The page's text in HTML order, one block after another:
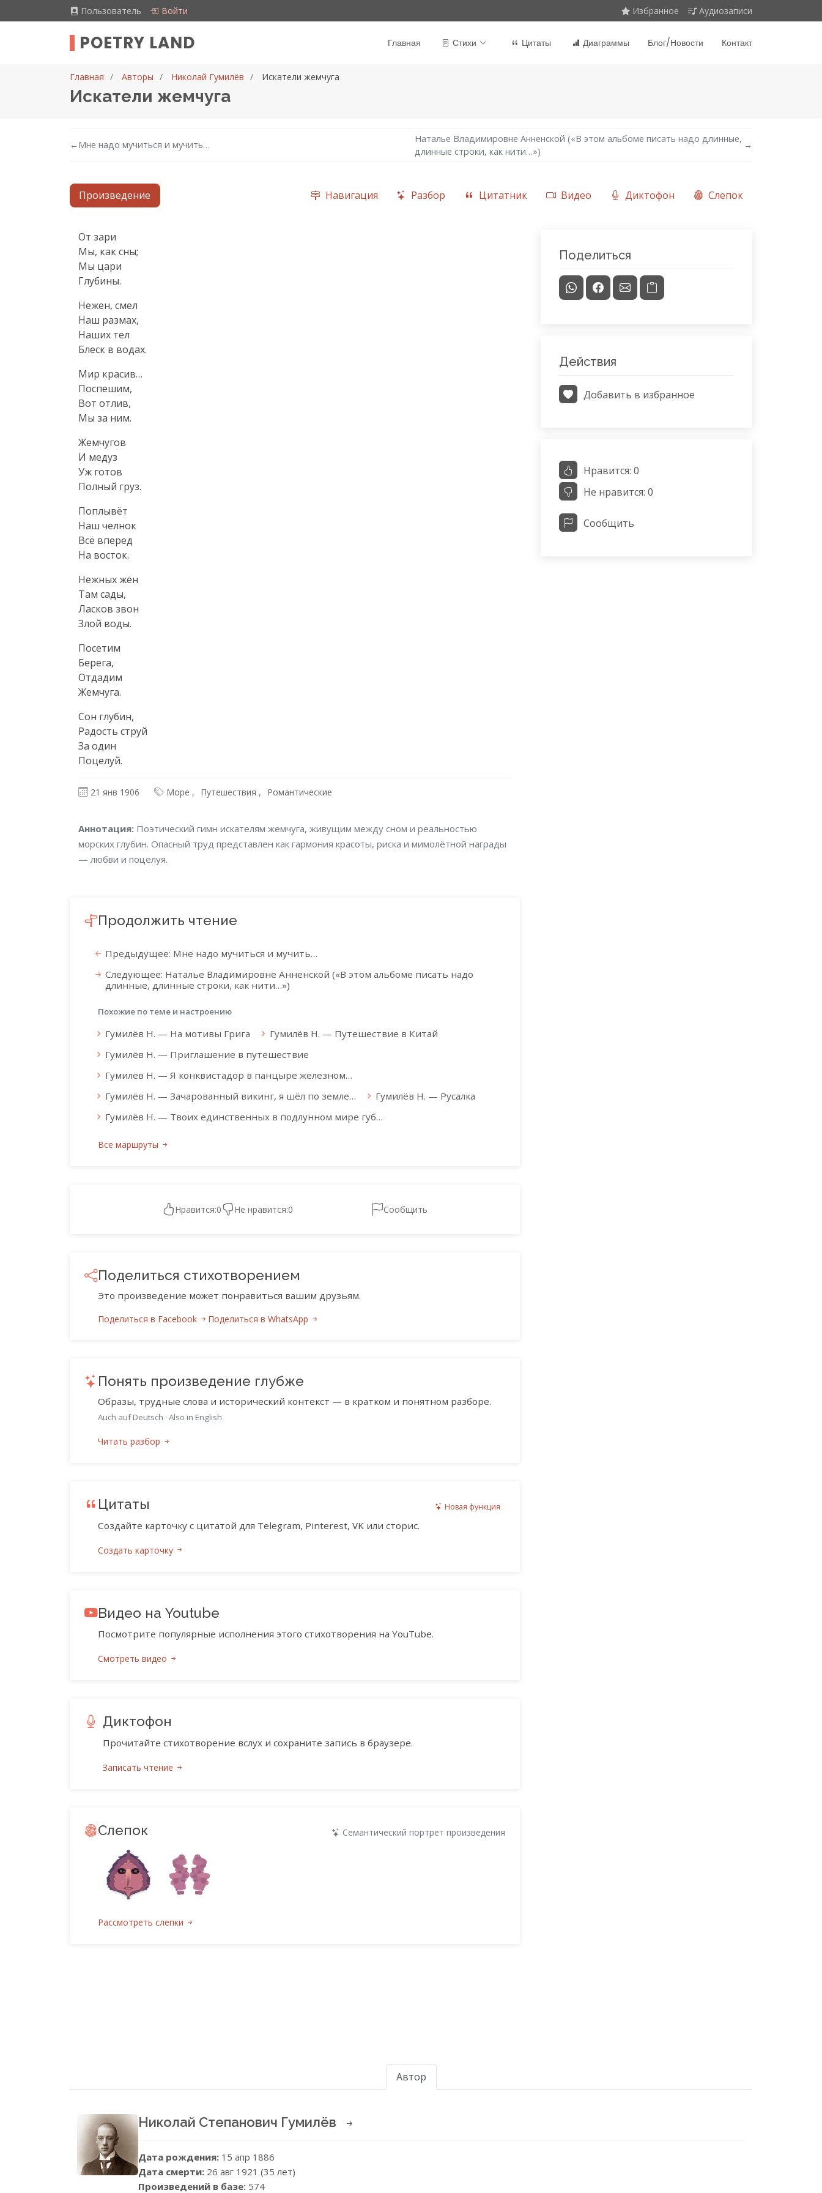
Пользователь Войти Избранное Аудиозаписи
POETRY LAND Главная Стихи Цитаты Диаграммы Блог/Новости Контакт
Главная Авторы Николай Гумилёв Искатели жемчуга
Искатели жемчуга
← Мне надо мучиться и мучить…
Наталье Владимировне Анненской («В этом альбоме писать надо длинные,
длинные строки, как нити…»)
→
Произведение Навигация Разбор Цитатник Видео Диктофон Слепок
Текст произведения
От зари
Мы, как сны;
Мы цари
Глубины.
Нежен, смел
Наш размах,
Наших тел
Блеск в водах.
Мир красив…
Поспешим,
Вот отлив,
Мы за ним.
Жемчугов
И медуз
Уж готов
Полный груз.
Поплывёт
Наш челнок
Всё вперед
На восток.
Нежных жён
Там сады,
Ласков звон
Злой воды.
Посетим
Берега,
Отдадим
Жемчуга.
Сон глубин,
Радость струй
За один
Поцелуй.
21 янв 1906 Море Путешествия Романтические
Аннотация
Аннотация: Поэтический гимн искателям жемчуга, живущим между сном и реальностью
морских глубин. Опасный труд представлен как гармония красоты, риска и мимолётной награды
— любви и поцелуя.
Продолжить чтение
Предыдущее: Мне надо мучиться и мучить…
Следующее: Наталье Владимировне Анненской («В этом альбоме писать надо
длинные, длинные строки, как нити…»)
Похожие по теме и настроению
Гумилёв Н. — На мотивы Грига
Гумилёв Н. — Путешествие в Китай
Гумилёв Н. — Приглашение в путешествие
Гумилёв Н. — Я конквистадор в панцыре железном…
Гумилёв Н. — Зачарованный викинг, я шёл по земле…
Гумилёв Н. — Русалка
Гумилёв Н. — Твоих единственных в подлунном мире губ…
Все маршруты
Нравится:0 Не нравится:0 Сообщить
Поделиться стихотворением
Это произведение может понравиться вашим друзьям.
Поделиться в Facebook Поделиться в WhatsApp
Понять произведение глубже
Образы, трудные слова и исторический контекст — в кратком и понятном разборе.
Auch auf Deutsch · Also in English
Читать разбор
Цитаты Новая функция
Создайте карточку с цитатой для Telegram, Pinterest, VK или сторис.
Создать карточку
Видео на Youtube
Посмотрите популярные исполнения этого стихотворения на YouTube.
Смотреть видео
Диктофон
Прочитайте стихотворение вслух и сохраните запись в браузере.
Записать чтение
Слепок Семантический портрет произведения
Рассмотреть слепки
Поделиться
Действия
Добавить в избранное
Нравится: 0
Не нравится: 0
Сообщить
Автор
Николай Степанович Гумилёв
Дата рождения: 15 апр 1886
Дата смерти: 26 авг 1921 (35 лет)
Произведений в базе: 574